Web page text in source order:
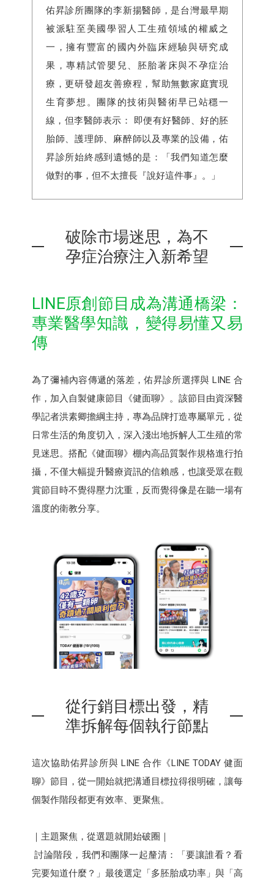
佑昇診所團隊的李新揚醫師，是台灣最早期
被派駐至美國學習人工生殖領域的權威之
一，擁有豐富的國內外臨床經驗與研究成
果，專精試管嬰兒、胚胎著床與不孕症治
療，更研發超友善療程，幫助無數家庭實現
生育夢想。團隊的技術與醫術早已站穩一
線，但李醫師表示： 即便有好醫師、好的胚
胎師、護理師、麻醉師以及專業的設備，佑
昇診所始終感到遺憾的是：「我們知道怎麼
做對的事，但不太擅長『說好這件事』。」
破除市場迷思，為不
孕症治療注入新希望
LINE原創節目成為溝通橋梁：
專業醫學知識，變得易懂又易
傳
為了彌補內容傳遞的落差，佑昇診所選擇與 LINE 合
作，加入自製健康節目《健面聊》。該節目由資深醫
學記者洪素卿擔綱主持，專為品牌打造專屬單元，從
日常生活的角度切入，深入淺出地拆解人工生殖的常
見迷思。搭配《健面聊》棚內高品質製作規格進行拍
攝，不僅大幅提升醫療資訊的信賴感，也讓受眾在觀
賞節目時不覺得壓力沈重，反而覺得像是在聽一場有
溫度的衛教分享。
從行銷目標出發，精
準拆解每個執行節點
這次協助佑昇診所與 LINE 合作《LINE TODAY 健面
聊》節目，從一開始就把溝通目標拉得很明確，讓每
個製作階段都更有效率、更聚焦。
｜主題聚焦，從選題就開始破圈｜
討論階段，我們和團隊一起釐清：「要讓誰看？看
完要知道什麼？」最後選定「多胚胎成功率」與「高